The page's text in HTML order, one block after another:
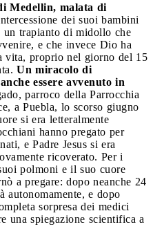
Medellin, malata di
dei suoi bambini
trapianto di midollo che
e che invece Dio ha
vita, proprio nel giorno del 15
Un miracolo di
essere avvenuto in
parroco della Parrocchia
a Puebla, lo scorso giugno
si era letteralmente
hanno pregato per
e Padre Jesus si era
ricoverato. Per i
polmoni e il suo cuore
a pregare: dopo neanche 24
autonomamente, e dopo
sorpresa dei medici
una spiegazione scientifica a